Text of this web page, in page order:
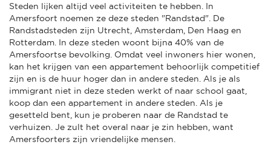
Steden lijken altijd veel activiteiten te hebben. In
Amersfoort noemen ze deze steden "Randstad". De
Randstadsteden zijn Utrecht, Amsterdam, Den Haag en
Rotterdam. In deze steden woont bijna 40% van de
Amersfoortse bevolking. Omdat veel inwoners hier wonen,
kan het krijgen van een appartement behoorlijk competitief
zijn en is de huur hoger dan in andere steden. Als je als
immigrant niet in deze steden werkt of naar school gaat,
koop dan een appartement in andere steden. Als je
gesetteld bent, kun je proberen naar de Randstad te
verhuizen. Je zult het overal naar je zin hebben, want
Amersfoorters zijn vriendelijke mensen.